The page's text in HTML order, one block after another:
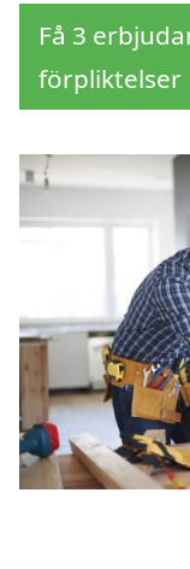
Få 3
förpliktelser